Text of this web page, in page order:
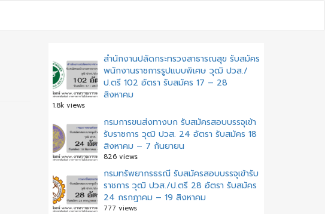
สำนักงานปลัดกระทรวงสาธารณสุข รับสมัคร
พนักงานราชการรูปแบบพิเศษ วุฒิ ปวส./
ป.ตรี 102 อัตรา รับสมัคร 17 – 28
สิงหาคม
1.8k views
กรมการขนส่งทางบก รับสมัครสอบบรรจุเข้า
รับราชการ วุฒิ ปวส. 24 อัตรา รับสมัคร 18
สิงหาคม – 7 กันยายน
826 views
กรมทรัพยากรธรณี รับสมัครสอบบรรจุเข้ารับ
ราชการ วุฒิ ปวส./ป.ตรี 28 อัตรา รับสมัคร
24 กรกฎาคม – 19 สิงหาคม
777 views